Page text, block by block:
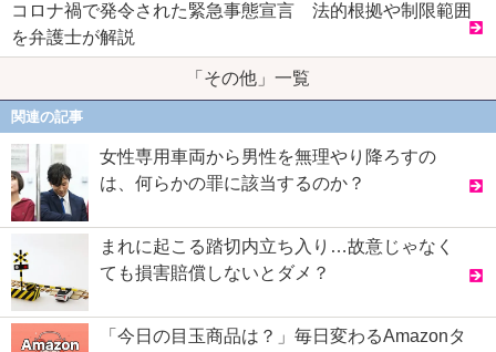
コロナ禍で発令された緊急事態宣言 法的根拠や制限範囲
を弁護士が解説
「その他」一覧
関連の記事
女性専用車両から男性を無理やり降ろすの
は、何らかの罪に該当するのか？
まれに起こる踏切内立ち入り…故意じゃなく
ても損害賠償しないとダメ？
「今日の目玉商品は？」毎日変わるAmazonタ